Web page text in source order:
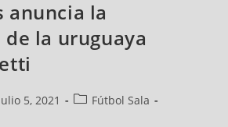
anuncia la
la uruguaya
5, 2021
Fútbol Sala